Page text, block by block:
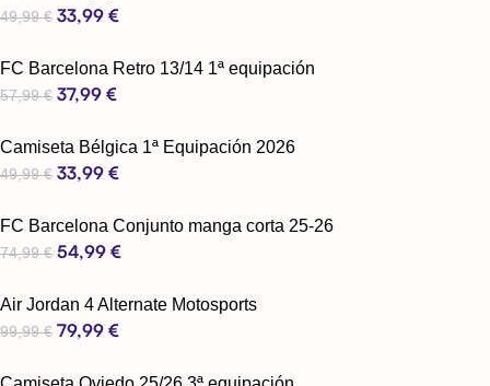
49,99€ 33,99 €
FC Barcelona Retro 13/14 1ª equipación
57,99€ 37,99 €
Camiseta Bélgica 1ª Equipación 2026
49,99€ 33,99 €
FC Barcelona Conjunto manga corta 25-26
74,99€ 54,99 €
Air Jordan 4 Alternate Motosports
99,99€ 79,99 €